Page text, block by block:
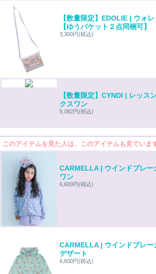
【数量限定】EDOLIE | ウォ
【ゆうパケット２点同梱可】
3,300円(税込)
【数量限定】CYNDI | レッス
クスワン
5,082円(税込)
このアイテムを見た人は、このアイテムも見ていま
CARMELLA | ウインドブレー
ワン
6,600円(税込)
CARMELLA | ウインドブレー
デザート
6,600円(税込)